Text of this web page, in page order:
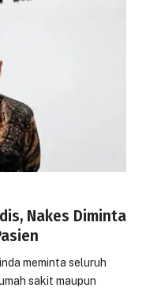
Nakes Diminta
meminta seluruh
sakit maupun